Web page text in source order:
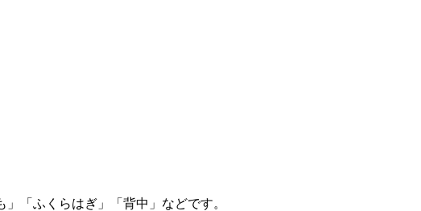
「ふくらはぎ」「背中」などです。